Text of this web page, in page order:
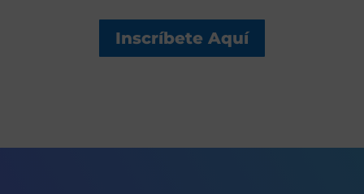
Inscríbete Aquí